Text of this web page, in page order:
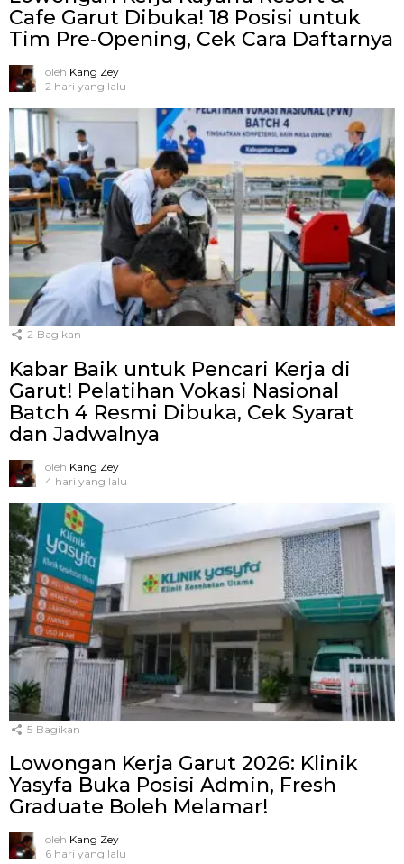
Cafe Garut Dibuka! 18 Posisi untuk
Tim Pre-Opening, Cek Cara Daftarnya
oleh Kang Zey
2 hari yang lalu
2 Bagikan
Kabar Baik untuk Pencari Kerja di
Garut! Pelatihan Vokasi Nasional
Batch 4 Resmi Dibuka, Cek Syarat
dan Jadwalnya
oleh Kang Zey
4 hari yang lalu
5 Bagikan
Lowongan Kerja Garut 2026: Klinik
Yasyfa Buka Posisi Admin, Fresh
Graduate Boleh Melamar!
oleh Kang Zey
6 hari yang lalu